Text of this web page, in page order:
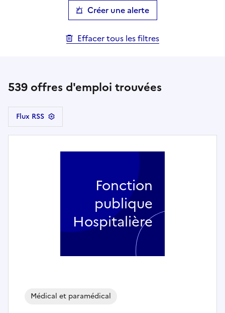
Créer une alerte
Effacer tous les filtres
539 offres d'emploi trouvées
Flux RSS
Médical et paramédical
Fonction
publique
Hospitalière